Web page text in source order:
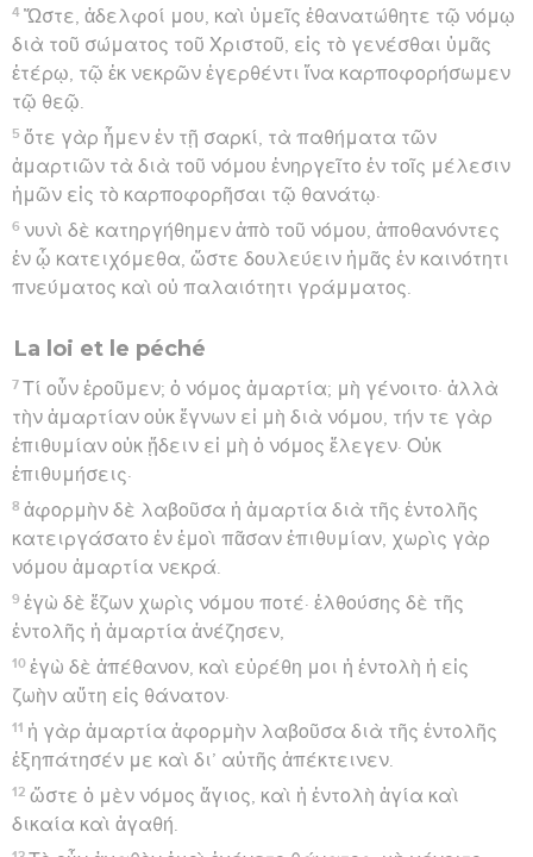
4 Ὥστε, ἀδελφοί μου, καὶ ὑμεῖς ἐθανατώθητε τῷ νόμῳ
διὰ τοῦ σώματος τοῦ Χριστοῦ, εἰς τὸ γενέσθαι ὑμᾶς
ἑτέρῳ, τῷ ἐκ νεκρῶν ἐγερθέντι ἵνα καρποφορήσωμεν
τῷ θεῷ.
5 ὅτε γὰρ ἦμεν ἐν τῇ σαρκί, τὰ παθήματα τῶν
ἁμαρτιῶν τὰ διὰ τοῦ νόμου ἐνηργεῖτο ἐν τοῖς μέλεσιν
ἡμῶν εἰς τὸ καρποφορῆσαι τῷ θανάτῳ·
6 νυνὶ δὲ κατηργήθημεν ἀπὸ τοῦ νόμου, ἀποθανόντες
ἐν ᾧ κατειχόμεθα, ὥστε δουλεύειν ἡμᾶς ἐν καινότητι
πνεύματος καὶ οὐ παλαιότητι γράμματος.
La loi et le péché
7 Τί οὖν ἐροῦμεν; ὁ νόμος ἁμαρτία; μὴ γένοιτο· ἀλλὰ
τὴν ἁμαρτίαν οὐκ ἔγνων εἰ μὴ διὰ νόμου, τήν τε γὰρ
ἐπιθυμίαν οὐκ ᾔδειν εἰ μὴ ὁ νόμος ἔλεγεν· Οὐκ
ἐπιθυμήσεις·
8 ἀφορμὴν δὲ λαβοῦσα ἡ ἁμαρτία διὰ τῆς ἐντολῆς
κατειργάσατο ἐν ἐμοὶ πᾶσαν ἐπιθυμίαν, χωρὶς γὰρ
νόμου ἁμαρτία νεκρά.
9 ἐγὼ δὲ ἔζων χωρὶς νόμου ποτέ· ἐλθούσης δὲ τῆς
ἐντολῆς ἡ ἁμαρτία ἀνέζησεν,
10 ἐγὼ δὲ ἀπέθανον, καὶ εὑρέθη μοι ἡ ἐντολὴ ἡ εἰς
ζωὴν αὕτη εἰς θάνατον·
11 ἡ γὰρ ἁμαρτία ἀφορμὴν λαβοῦσα διὰ τῆς ἐντολῆς
ἐξηπάτησέν με καὶ δι’ αὐτῆς ἀπέκτεινεν.
12 ὥστε ὁ μὲν νόμος ἅγιος, καὶ ἡ ἐντολὴ ἁγία καὶ
δικαία καὶ ἀγαθή.